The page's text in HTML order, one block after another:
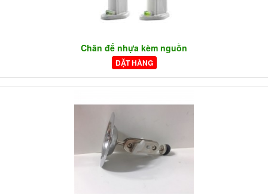
Chân đế nhựa kèm nguồn
ĐẶT HÀNG